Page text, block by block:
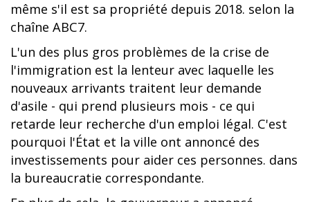
même s'il est sa propriété depuis 2018. selon la
chaîne ABC7.
L'un des plus gros problèmes de la crise de
l'immigration est la lenteur avec laquelle les
nouveaux arrivants traitent leur demande
d'asile - qui prend plusieurs mois - ce qui
retarde leur recherche d'un emploi légal. C'est
pourquoi l'État et la ville ont annoncé des
investissements pour aider ces personnes. dans
la bureaucratie correspondante.